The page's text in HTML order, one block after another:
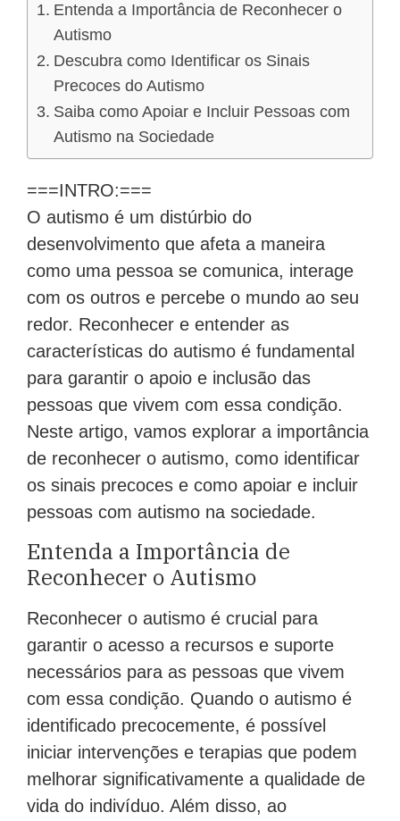
Entenda a Importância de Reconhecer o
Autismo
Descubra como Identificar os Sinais
Precoces do Autismo
Saiba como Apoiar e Incluir Pessoas com
Autismo na Sociedade
===INTRO:===
O autismo é um distúrbio do
desenvolvimento que afeta a maneira
como uma pessoa se comunica, interage
com os outros e percebe o mundo ao seu
redor. Reconhecer e entender as
características do autismo é fundamental
para garantir o apoio e inclusão das
pessoas que vivem com essa condição.
Neste artigo, vamos explorar a importância
de reconhecer o autismo, como identificar
os sinais precoces e como apoiar e incluir
pessoas com autismo na sociedade.
Entenda a Importância de
Reconhecer o Autismo
Reconhecer o autismo é crucial para
garantir o acesso a recursos e suporte
necessários para as pessoas que vivem
com essa condição. Quando o autismo é
identificado precocemente, é possível
iniciar intervenções e terapias que podem
melhorar significativamente a qualidade de
vida do indivíduo. Além disso, ao